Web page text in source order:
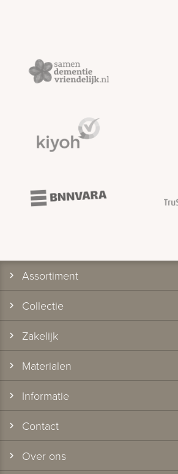
Assortiment
Collectie
Zakelijk
Materialen
Informatie
Contact
Over ons